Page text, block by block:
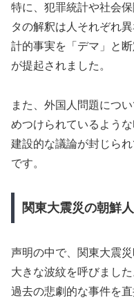
特に、犯罪統計や社会
タの解釈は人それぞれ
計的事実を「デマ」と
が提起されました。
また、外国人問題につ
めつけられているよう
建設的な議論が封じら
です。
関東大震災の朝鮮
声明の中で、関東大震
大きな波紋を呼びまし
過去の悲劇的な事件を